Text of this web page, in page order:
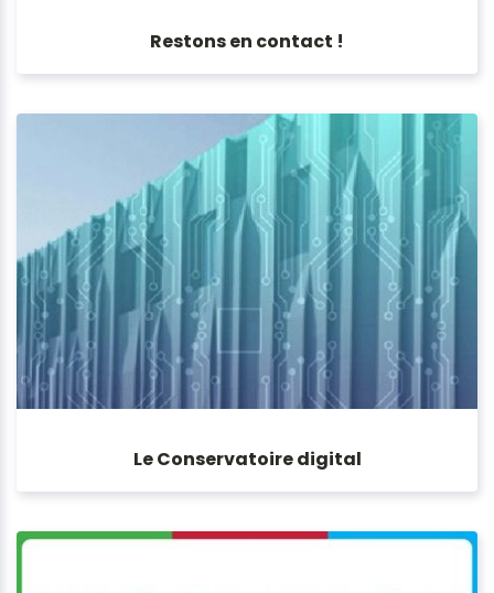
Restons en contact !
Le Conservatoire digital